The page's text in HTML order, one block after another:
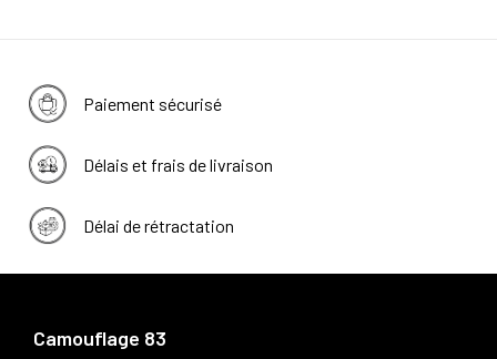
Paiement sécurisé
Délais et frais de livraison
Délai de rétractation
Camouflage 83